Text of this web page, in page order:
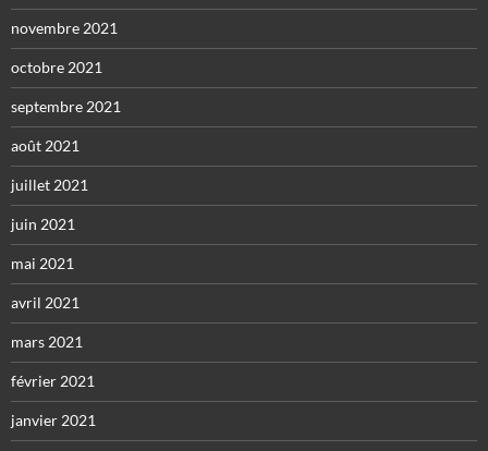
novembre 2021
octobre 2021
septembre 2021
août 2021
juillet 2021
juin 2021
mai 2021
avril 2021
mars 2021
février 2021
janvier 2021